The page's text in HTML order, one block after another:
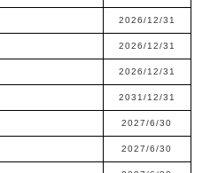
2026/12/31
2026/12/31
2026/12/31
2031/12/31
2027/6/30
2027/6/30